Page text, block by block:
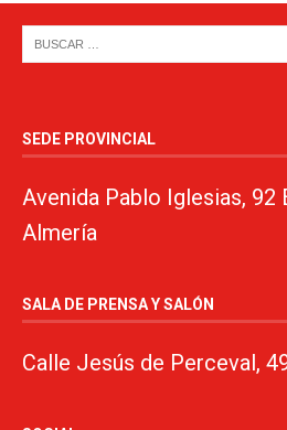
SEDE PROVINCIAL
Avenida Pablo Iglesias, 92
Almería
SALA DE PRENSA Y SALÓN
Calle Jesús de Perceval,